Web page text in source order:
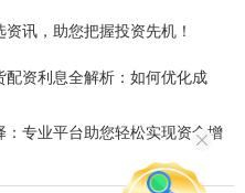
讯，助您把握投资先机！
资利息全解析：如何优化成
专业平台助您轻松实现资金增